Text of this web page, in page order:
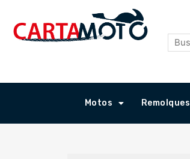
contenido
Motos Remolques